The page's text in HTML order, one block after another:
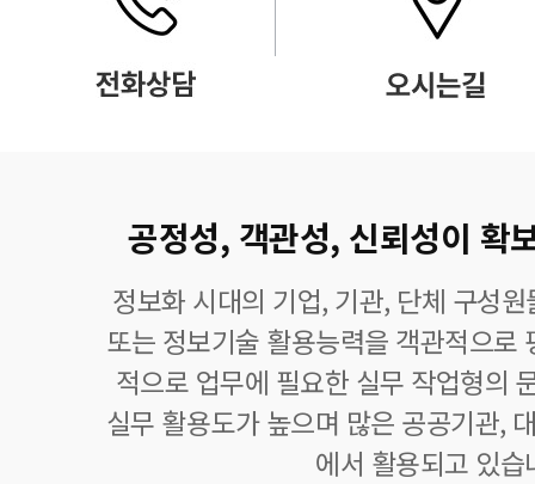
공정성, 객관성, 신뢰성이 확
정보화 시대의 기업, 기관, 단체 구성
또는 정보기술 활용능력을 객관적으로
적으로 업무에 필요한 실무 작업형의
실무 활용도가 높으며 많은 공공기관,
에서 활용되고 있습